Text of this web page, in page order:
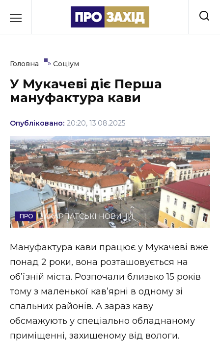
до
Культура
Освіта
Події
Політика
Соціум
Спорт
Стиль життя
Втрачений Ужгород
Втрачений Ужгород (відеоверсія)
ЗАКАРПАТСЬКІ НОВИНИ
Головна » Соціум
У Мукачеві діє Перша
мануфактура кави
Опубліковано: 20:20, 13.08.2025
ЗАКАРПАТСЬКІ НОВИНИ
Мануфактура кави працює у Мукачеві вже
понад 2 роки, вона розташовується на
об’їзній міста. Розпочали близько 15 років
тому з маленької кав’ярні в одному зі
спальних районів. А зараз каву
обсмажують у спеціально обладнаному
приміщенні, захищеному від вологи.